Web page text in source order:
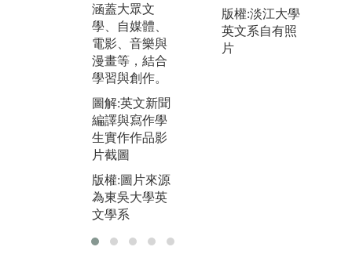
涵蓋大眾文
學、自媒體、
電影、音樂與
漫畫等，結合
學習與創作。
圖解:英文新聞
編譯與寫作學
生實作作品影
片截圖
版權:圖片來源
為東吳大學英
文學系
到的英文活用
在真實情境
中。
版權:淡江大學
英文系自有照
片